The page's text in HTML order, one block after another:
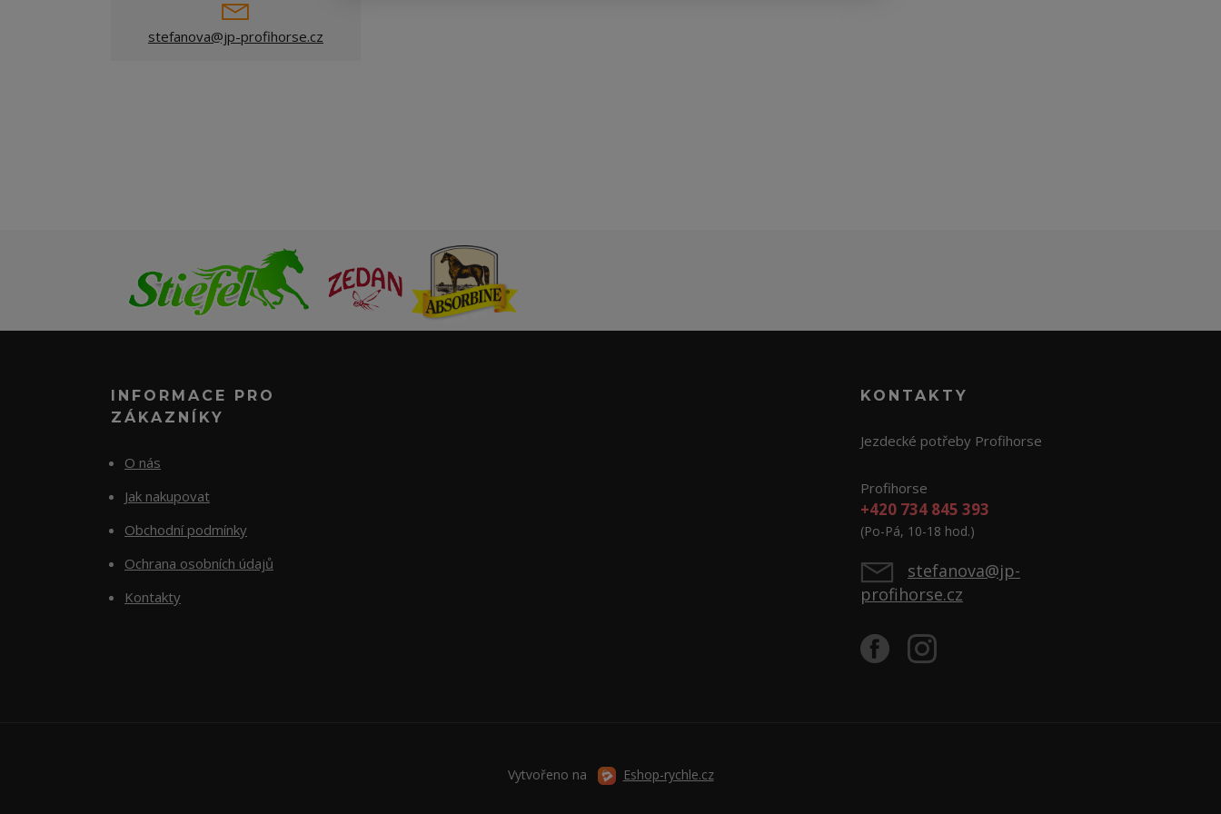
stefanova@jp-profihorse.cz
INFORMACE PRO
ZÁKAZNÍKY
O nás
Jak nakupovat
Obchodní podmínky
Ochrana osobních údajů
Kontakty
KONTAKTY
Jezdecké potřeby Profihorse
Profihorse
+420 734 845 393
(Po-Pá, 10-18 hod.)
stefanova@jp-
profihorse.cz
Vytvořeno na Eshop-rychle.cz